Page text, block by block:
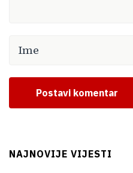
Postavi komentar
NAJNOVIJE VIJESTI